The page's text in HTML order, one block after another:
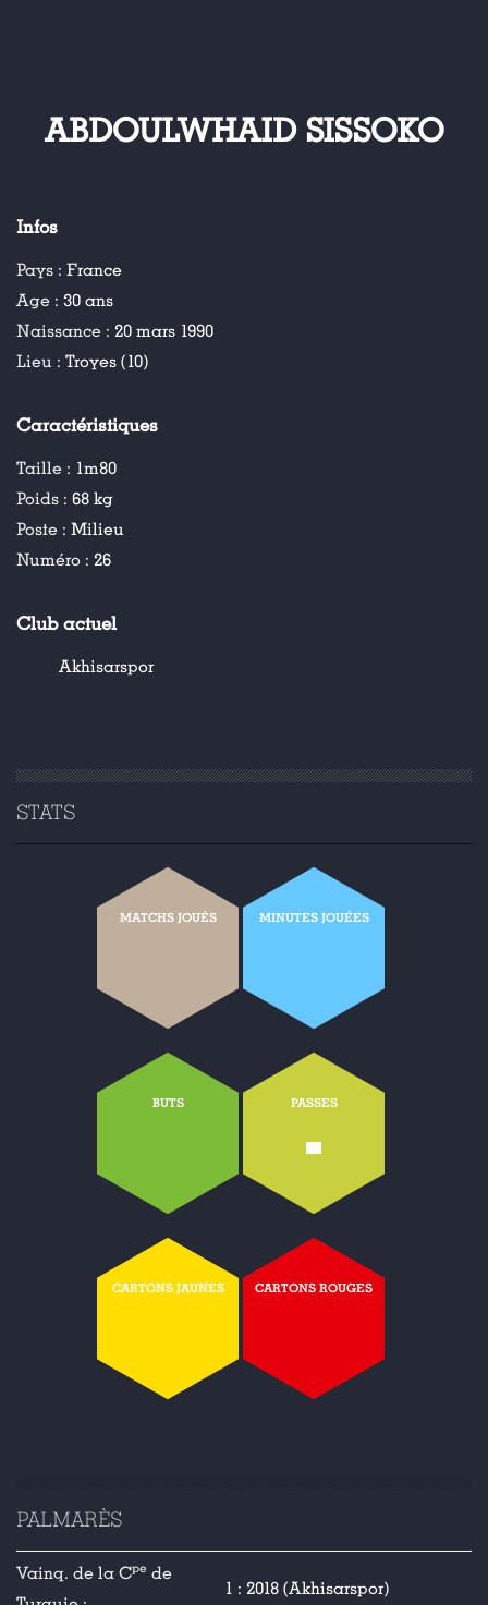
ABDOULWHAID SISSOKO
Infos
Pays : France
Age : 30 ans
Naissance : 20 mars 1990
Lieu : Troyes (10)
Caractéristiques
Taille : 1m80
Poids : 68 kg
Poste : Milieu
Numéro : 26
Club actuel
Akhisarspor
STATS
MATCHS JOUÉS MINUTES JOUÉES
BUTS PASSES
-
CARTONS JAUNES CARTONS ROUGES
PALMARÈS
Vainq. de la Cpe de
1 : 2018 (Akhisarspor)